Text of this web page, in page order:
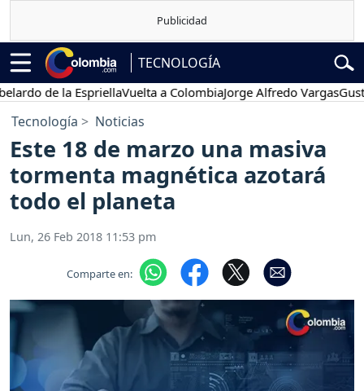
TECNOLOGÍA
de la EspriellaVuelta a ColombiaJorge Alfredo VargasGustavo
Tecnología Noticias
Este 18 de marzo una masiva
tormenta magnética azotará
todo el planeta
Lun, 26 Feb 2018 11:53 pm
Comparte en: